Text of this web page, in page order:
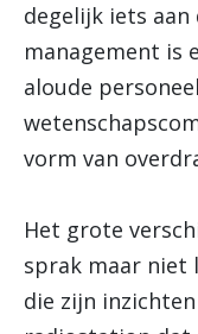
degelijk iets aan
management is
aloude
vorm van
Het grote
sprak maar niet
die zijn